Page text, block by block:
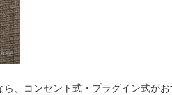
、コンセント式・プラグイン式が